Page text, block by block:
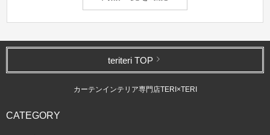
teriteri TOP
カーテンインテリア専門店TERI×TERI
CATEGORY